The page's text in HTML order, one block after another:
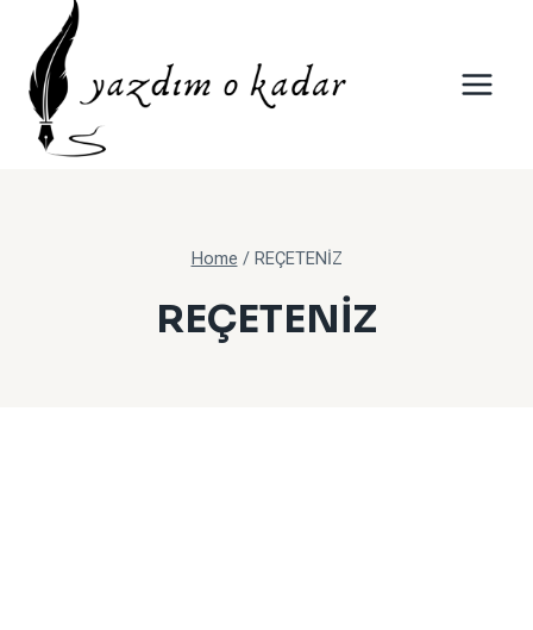
content
Home / REÇETENİZ
REÇETENİZ